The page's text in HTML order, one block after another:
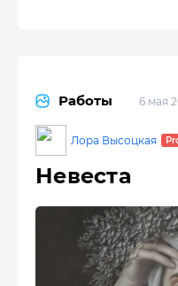
Работы 6 мая
Лора Высоцкая
Невеста